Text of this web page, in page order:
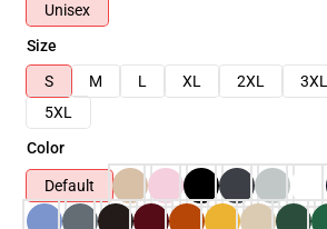
Unisex
Size
S
M L XL 2XL 3XL
5XL
Color
Default